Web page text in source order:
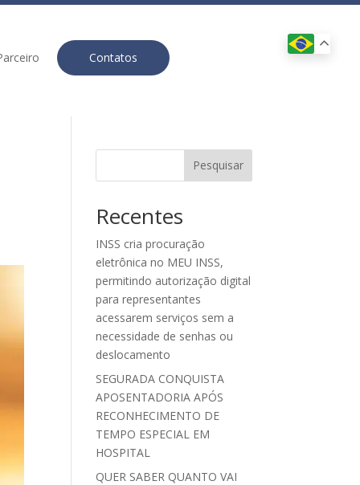
Contatos
Pesquisar
Recentes
INSS cria procuração
eletrônica no MEU INSS,
permitindo autorização digital
para representantes
acessarem serviços sem a
necessidade de senhas ou
deslocamento
SEGURADA CONQUISTA
APOSENTADORIA APÓS
RECONHECIMENTO DE
TEMPO ESPECIAL EM
HOSPITAL
QUER SABER QUANTO VAI